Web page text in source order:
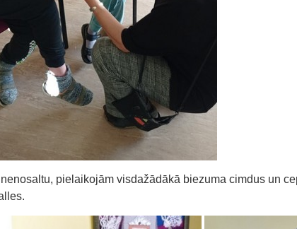
nenosaltu, pielaikojām visdažādākā biezuma cimdus un